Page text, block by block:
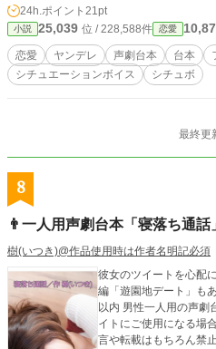
24h.ポイント 21pt
小説 25,039 位 / 228,588件 恋愛
恋愛 ヤンデレ 声劇台本 台本
シチュエーションボイス
シチュボ
最終更
8
👨一人用声劇台本「寝落ち通話
樹(いつき)@作品使用時は作者名明記必須
彼女のツイートを心配
編「遊園地デート」もあり。 ジャンル：恋愛 所要
以内 男性一人用の声劇台本になり
イトにご使用になる場
言や転載はもちろん禁